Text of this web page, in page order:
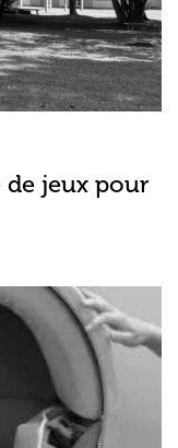
jeux pour